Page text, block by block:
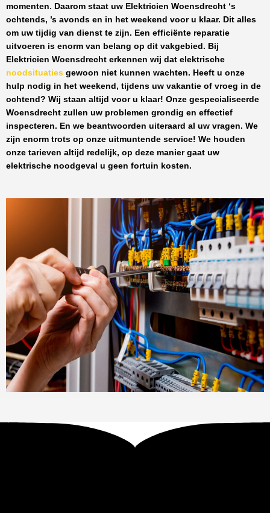
momenten. Daarom staat uw Elektricien Woensdrecht ‘s
ochtends, ’s avonds en in het weekend voor u klaar. Dit alles
om uw tijdig van dienst te zijn. Een efficiënte reparatie
uitvoeren is enorm van belang op dit vakgebied. Bij
Elektricien Woensdrecht erkennen wij dat elektrische
noodsituaties gewoon niet kunnen wachten. Heeft u onze
hulp nodig in het weekend, tijdens uw vakantie of vroeg in de
ochtend? Wij staan altijd voor u klaar! Onze gespecialiseerde
Woensdrecht zullen uw problemen grondig en effectief
inspecteren. En we beantwoorden uiteraard al uw vragen. We
zijn enorm trots op onze uitmuntende service! We houden
onze tarieven altijd redelijk, op deze manier gaat uw
elektrische noodgeval u geen fortuin kosten.